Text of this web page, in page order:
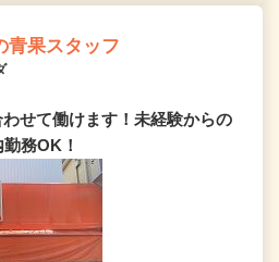
青果スタッフ
せて働けます！未経験からの
務OK！